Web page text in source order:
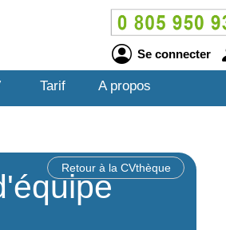
Se connecter
Tarif A propos
Retour à la CVthèque